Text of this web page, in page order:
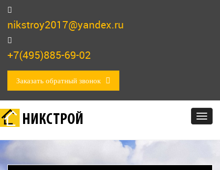
nikstroy2017@yandex.ru
+7(495)885-69-02
Заказать обратный звонок
НИКСТРОЙ